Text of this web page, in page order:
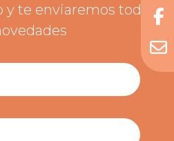
te enviaremos todas